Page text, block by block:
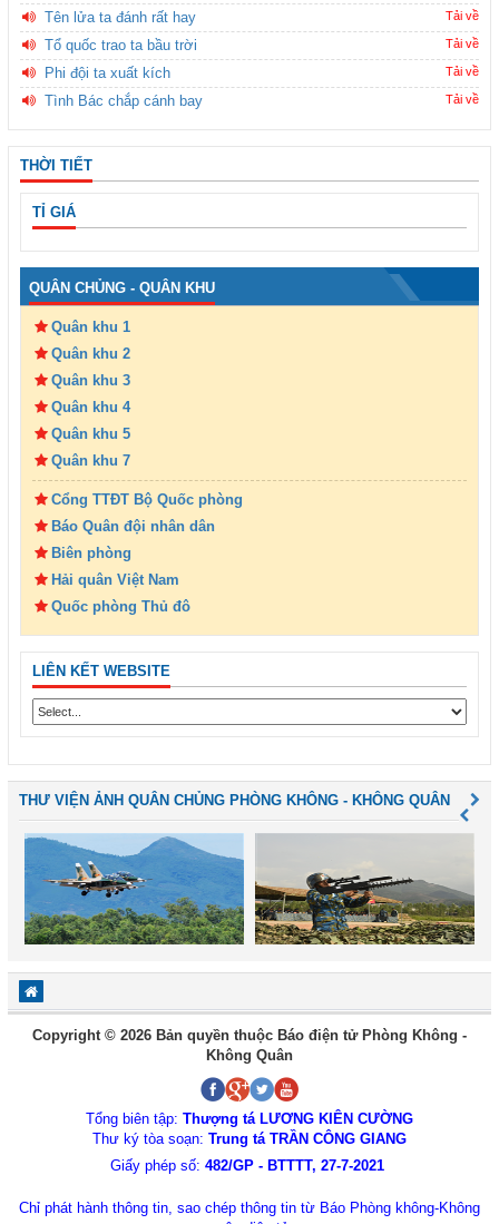
Tên lửa ta đánh rất hay Tải về
Tổ quốc trao ta bầu trời Tải về
Phi đội ta xuất kích Tải về
Tình Bác chắp cánh bay Tải về
THỜI TIẾT
TỈ GIÁ
QUÂN CHỦNG - QUÂN KHU
Quân khu 1
Quân khu 2
Quân khu 3
Quân khu 4
Quân khu 5
Quân khu 7
Cổng TTĐT Bộ Quốc phòng
Báo Quân đội nhân dân
Biên phòng
Hải quân Việt Nam
Quốc phòng Thủ đô
LIÊN KẾT WEBSITE
THƯ VIỆN ẢNH QUÂN CHỦNG PHÒNG KHÔNG - KHÔNG QUÂN
Copyright © 2026 Bản quyền thuộc Báo điện tử Phòng Không -
Không Quân
Tổng biên tập: Thượng tá LƯƠNG KIÊN CƯỜNG
Thư ký tòa soạn: Trung tá TRẦN CÔNG GIANG
Giấy phép số: 482/GP - BTTTT, 27-7-2021
Chỉ phát hành thông tin, sao chép thông tin từ Báo Phòng không-Không